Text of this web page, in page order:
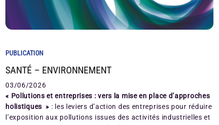
PUBLICATION
SANTÉ – ENVIRONNEMENT
03/06/2026
« Pollutions et entreprises : vers la mise en place d’approches
holistiques » : les leviers d’action des entreprises pour réduire
l’exposition aux pollutions issues des activités industrielles et